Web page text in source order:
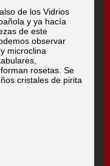
de los Vidrios
y ya hacía
de este
observar
microclina
rosetas. Se
cristales de pirita